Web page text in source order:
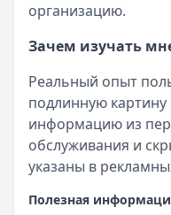
организацию.
Зачем изучать
Реальный опыт
подлинную
информацию из
обслуживания и
указаны в
Полезная